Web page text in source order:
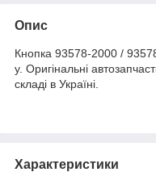
Опис
Кнопка 93578-2000 /
у. Оригінальні
складі в Україні.
Характеристики